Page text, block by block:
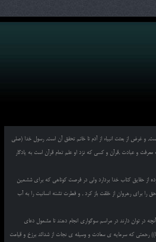
و غرض از بعثت انبیاء از آدم تا خاتم تحقق آن است, رسول خدا (صلی
معرفت و عبادت ,قرآن و کسی که نزد او علم تمام قرآن است به یادگار
از حقایق کتاب خدا بردارد ولی در فرصت کوتاهی که برای ششمین
برای رهروانِ از خلقت باز کرد , و فطرت تشنه انسانیت را به آب
توان دارند در مراسم سوگواری انجام دهند تا مشمول دعای
رحمتی که سرمایه ی سعادت و وسیله ی نجات از شدائد برزخ و قیامت